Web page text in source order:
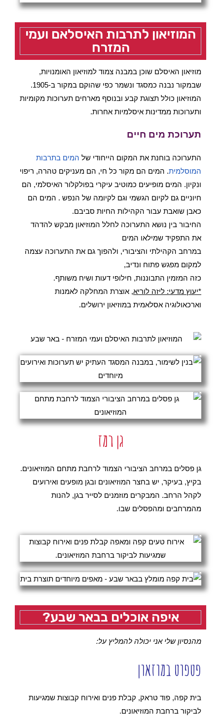
המוזיאון לתרבות האיסלאם ועמי
המזרח
מוזיאון האיסלם שוכן במבנה צמוד למוזיאון האומנויות,
שבמקור נבנה כמסגד ונשמר כפי שהוקם במקור ב-1905.
המוזיאון כולל תצוגת קבע ובנוסף מארחים תערוכות מקומיות
ותערוכות ממדינות איסלמיות אחרות.
תערוכת מים חיים
התערוכה בוחנת את המקום הייחודי של המים בתרבות
המוסלמית. המים הם מקור כל חי, הם מעניקים טהרה, ריפוי
ונקיון. המים מופיעים כמוטיב עיקרי בפולקלור האיסלמי, הם
חיוניים גם לקיום הגשמי וגם לקיומה של הנפש . המים הם
כאבן שואבת עבור הקהילות החיות סביבם.
החיבור בין נושא התערוכה לחלל המוזיאון מבקש להדהד
את התפקיד שמילאו המים
במרחב הקהילתי והציבורי, ולהפוך גם את התערוכה עצמה
למקום מפגש פתוח ונדיב,
כזה המזמין התבוננות, חילופי דעות ושיח משותף.
*יעוץ מדעי: ליזה לוריא, אוצרת המחלקה לאמנות
וארכאולוגיה אסלאמית במוזיאון ירושלים.
גן רמז
גן פסלים במרחב הציבורי הצמוד לרחבת מתחם המוזיאונים.
בקיץ, בעיקר, יש בחצר המוזיאונים ובגן מופעים ואירועים
לקהל הרחב. המבקרים מוזמנים לסייר בגן, להנות
מהמרחבים ומהפסלים שבו.
איפה אוכלים בבאר שבע?
מהנסיון שלי אני יכולה להמליץ על:
פטפוט במוזאון
בית קפה, פוד טראק, קבלת פנים ואירוח קבוצות שמגיעות
לביקור ברחבת המוזיאונים.